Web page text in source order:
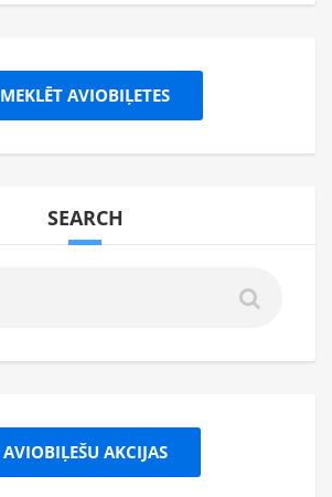
MEKLĒT AVIOBIĻETES
SEARCH
AVIOBIĻEŠU AKCIJAS